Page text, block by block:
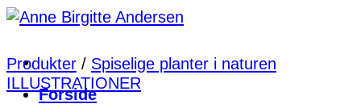
Forside
Produkter / Spiselige planter i naturen
ILLUSTRATIONER